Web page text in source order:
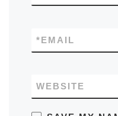
EMAIL
*
WEBSITE